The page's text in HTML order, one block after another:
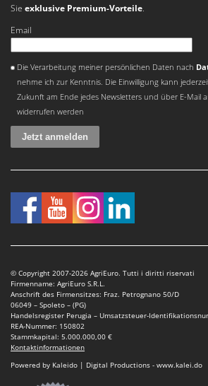
Wortex
Worx
Y Yard Force
Z
Zanon
Zephir
Zomax
Sie exklusive Premium-Vorteile.
Email
Die Verarbeitung meiner persönlichen Daten nach
nehme ich zur Kenntnis. Die Einwilligung kann
Zukunft am Ende jedes Newsletters und über E-Mail
widerrufen werden
© Copyright 2007-2026 AgriEuro. Tutti i diritti riservati
Firmenname: AgriEuro S.R.L.
Anschrift des Firmensitzes: Fraz. Petrognano 50/D
06049 – Spoleto – (PG)
Handelsregister Perugia – Umsatzsteuer-
REA-Nummer: 150802
Stammkapital: 5.000.000,00 €
Kontaktinformationen
Powered by Kaleido | Digital Productions - www.kalei.do